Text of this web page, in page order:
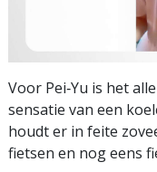
Voor Pei‑Yu is het
sensatie van een
houdt er in feite
fietsen en nog eens